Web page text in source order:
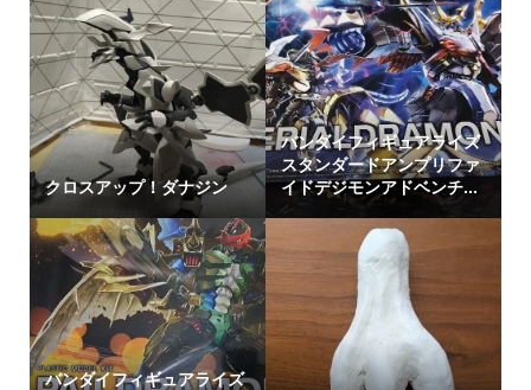
クロスアップ！ダナジン
バンダイフィギュアライズ
スタンダードアンプリファ
イドデジモンアドベンチ...
バンダイフィギュアライズ